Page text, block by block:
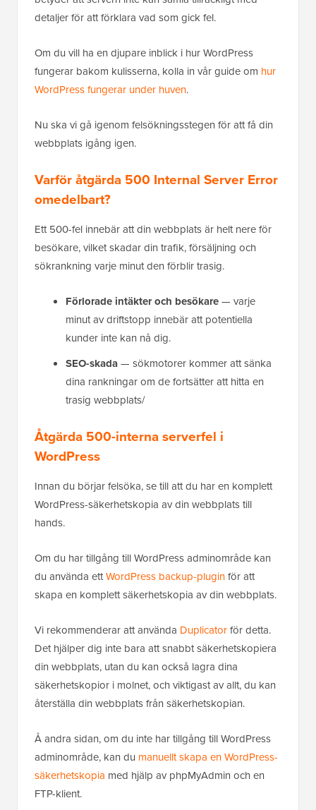
detaljer för att förklara vad som gick fel.
Om du vill ha en djupare inblick i hur WordPress
fungerar bakom kulisserna, kolla in vår guide om hur
WordPress fungerar under huven.
Nu ska vi gå igenom felsökningsstegen för att få din
webbplats igång igen.
Varför åtgärda 500 Internal Server Error
omedelbart?
Ett 500-fel innebär att din webbplats är helt nere för
besökare, vilket skadar din trafik, försäljning och
sökrankning varje minut den förblir trasig.
Förlorade intäkter och besökare— varje
minut av driftstopp innebär att potentiella
kunder inte kan nå dig.
SEO-skada— sökmotorer kommer att sänka
dina rankningar om de fortsätter att hitta en
trasig webbplats/
Åtgärda 500-interna serverfel i
WordPress
Innan du börjar felsöka, se till att du har en komplett
WordPress-säkerhetskopia av din webbplats till
hands.
Om du har tillgång till WordPress adminområde kan
du använda ettWordPress backup-pluginför att
skapa en komplett säkerhetskopia av din webbplats.
Vi rekommenderar att använda Duplicatorför detta.
Det hjälper dig inte bara att snabbt säkerhetskopiera
din webbplats, utan du kan också lagra dina
säkerhetskopior i molnet, och viktigast av allt, du kan
återställa din webbplats från säkerhetskopian.
Å andra sidan, om du inte har tillgång till WordPress
adminområde, kan du manuellt skapa en WordPress-
säkerhetskopia med hjälp av phpMyAdmin och en
FTP-klient.